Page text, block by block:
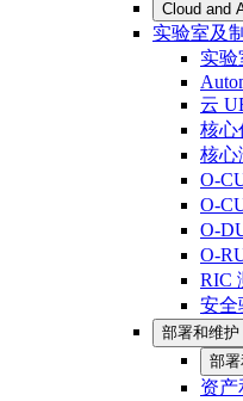
Cloud and
实验室及
实验
云
核心
核心
O-
O-
O-
O-
RIC
安全
部署和维护
部
资产